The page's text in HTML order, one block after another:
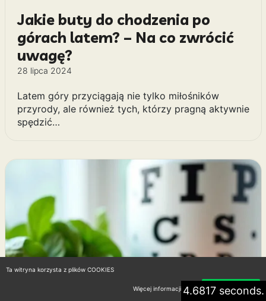
Jakie buty do chodzenia po
górach latem? – Na co zwrócić
uwagę?
28 lipca 2024
Latem góry przyciągają nie tylko miłośników
przyrody, ale również tych, którzy pragną aktywnie
spędzić…
4.6817 seconds.
Ta witryna korzysta z plików COOKIES
Więcej informacji Akceptuję